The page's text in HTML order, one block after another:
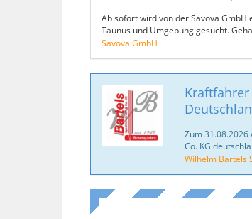
Ab sofort wird von der Savova
Taunus und Umgebung gesucht.
Savova GmbH
Zum
Co. KG
Wilhelm Bartels